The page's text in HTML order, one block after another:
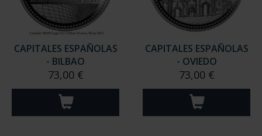
CAPITALES ESPAÑOLAS
- BILBAO
73,00 €
CAPITALES ESPAÑOLAS
- OVIEDO
73,00 €